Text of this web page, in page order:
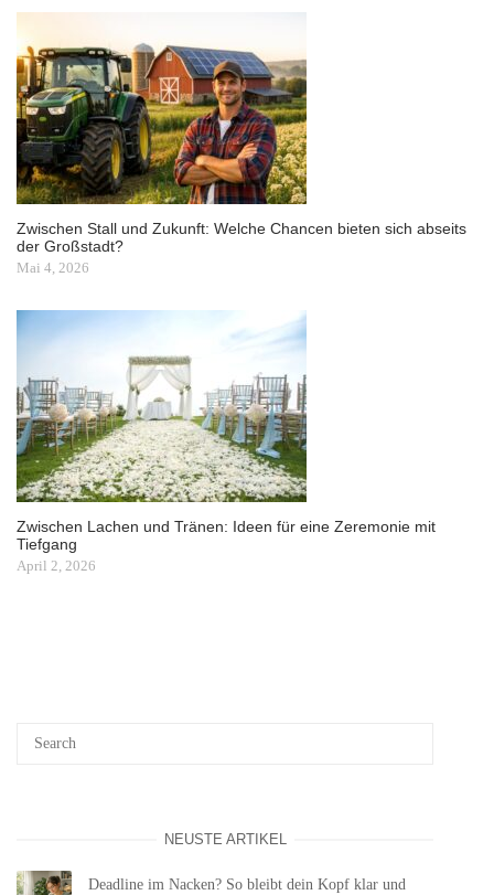
Zwischen Stall und Zukunft: Welche Chancen bieten sich abseits
der Großstadt?
Mai 4, 2026
Zwischen Lachen und Tränen: Ideen für eine Zeremonie mit
Tiefgang
April 2, 2026
NEUSTE ARTIKEL
Deadline im Nacken? So bleibt dein Kopf klar und